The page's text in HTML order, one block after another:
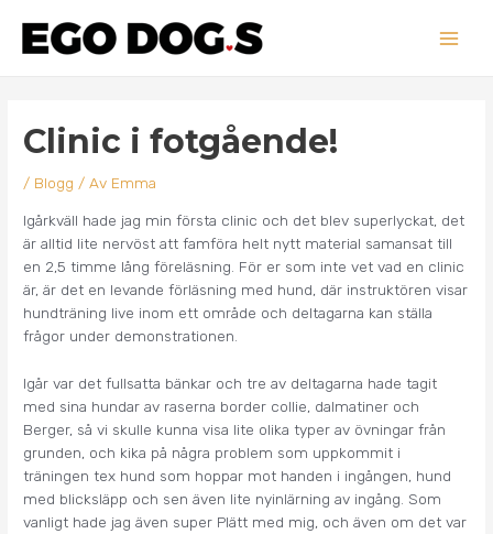
innehåll
Clinic i fotgående!
/ Blogg / Av Emma
Igårkväll hade jag min första clinic och det blev superlyckat, det
är alltid lite nervöst att famföra helt nytt material samansat till
en 2,5 timme lång föreläsning. För er som inte vet vad en clinic
är, är det en levande förläsning med hund, där instruktören visar
hundträning live inom ett område och deltagarna kan ställa
frågor under demonstrationen.
Igår var det fullsatta bänkar och tre av deltagarna hade tagit
med sina hundar av raserna border collie, dalmatiner och
Berger, så vi skulle kunna visa lite olika typer av övningar från
grunden, och kika på några problem som uppkommit i
träningen tex hund som hoppar mot handen i ingången, hund
med blicksläpp och sen även lite nyinlärning av ingång. Som
vanligt hade jag även super Plätt med mig, och även om det var